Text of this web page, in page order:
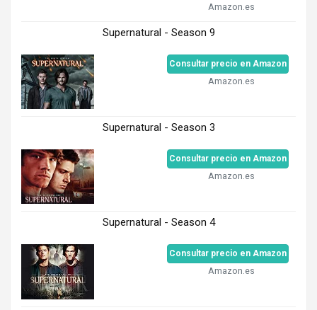
Amazon.es
Supernatural - Season 9
Consultar precio en Amazon
Amazon.es
Supernatural - Season 3
Consultar precio en Amazon
Amazon.es
Supernatural - Season 4
Consultar precio en Amazon
Amazon.es